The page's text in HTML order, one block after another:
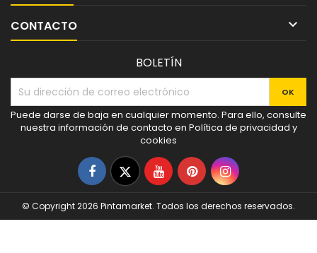
CONTACTO 
BOLETÍN
Puede darse de baja en cualquier momento. Para ello, consulte
nuestra información de contacto en Política de privacidad y
cookies
Facebook
TwitterYouTubePinterestInstagram
© Copyright 2026 Pintamarket. Todos los derechos reservados.